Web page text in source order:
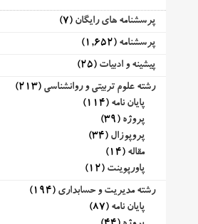
پرسشنامه های رایگان (7)
پرسشنامه (1,652)
پیشینه و ادبیات (25)
رشته علوم تربیتی و روانشناسی (213)
پایان نامه (114)
پروژه (39)
پروپوزال (34)
مقاله (14)
پاورپوینت (12)
رشته مدیریت و حسابداری (194)
پایان نامه (87)